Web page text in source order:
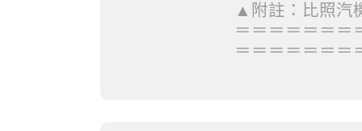
▲附註：比照汽
＝＝＝＝＝＝＝
＝＝＝＝＝＝＝